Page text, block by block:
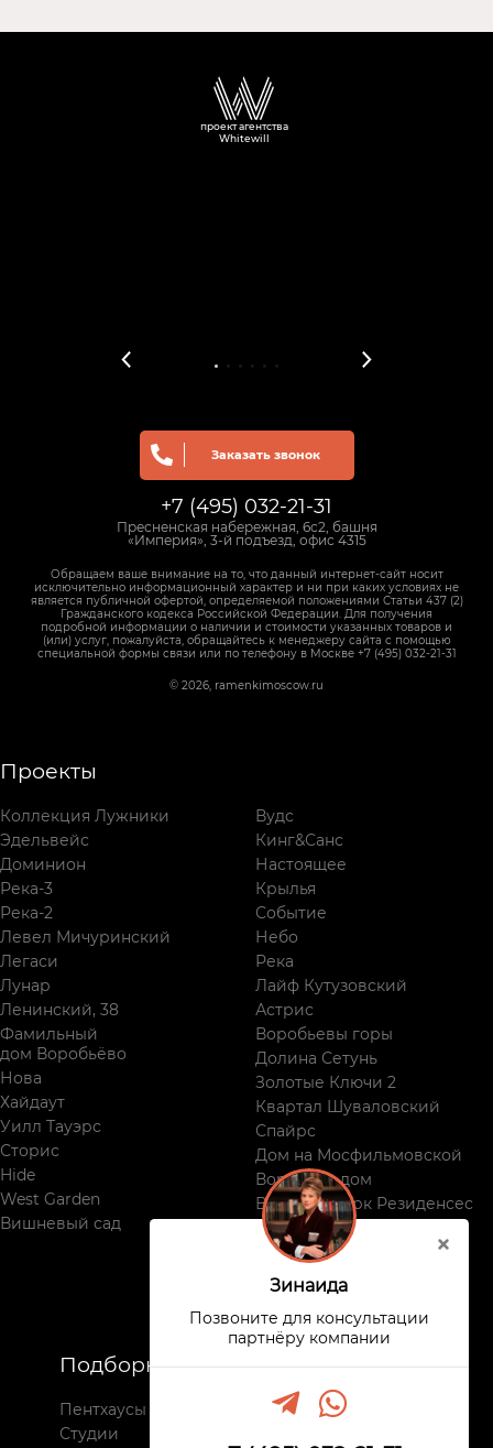
Подборки
Пентхаусы
Студии
Недвижимость
Все комплексы
Проекты
Коллекция Лужники
Эдельвейс
Доминион
Река-3
Река-2
Левел Мичуринский
Легаси
Лунар
Ленинский, 38
Фамильный
дом Воробьёво
Нова
Хайдаут
Уилл Тауэрс
Сторис
Hide
West Garden
Вишневый сад
Вудс
Кинг&Санс
Настоящее
Крылья
Событие
Небо
Река
Лайф Кутузовский
Астрис
Воробьевы горы
Долина Сетунь
Золотые Ключи 2
Квартал Шуваловский
Спайрс
Дом на Мосфильмовской
Воробьев дом
Виктори Парк Резиденсес
Поклонная, 9
Заказать звонок
+7 (495) 032-21-31
Пресненская набережная, 6с2, башня
«Империя», 3-й подъезд, офис 4315
Обращаем ваше внимание на то, что данный интернет-сайт носит
исключительно информационный характер и ни при каких условиях не
является публичной офертой, определяемой положениями Статьи 437 (2)
Гражданского кодекса Российской Федерации. Для получения
подробной информации о наличии и стоимости указанных товаров и
(или) услуг, пожалуйста, обращайтесь к менеджеру сайта с помощью
специальной формы связи или по телефону в Москве +7 (495) 032-21-31
© 2026, ramenkimoscow.ru
проект агентства
Whitewill
Зинаида
Позвоните для консультации
партнёру компании